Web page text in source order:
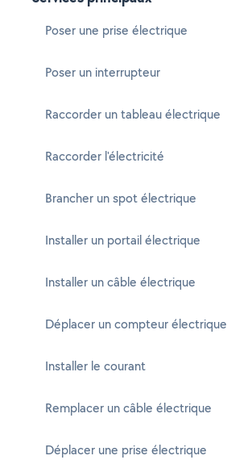
Poser une prise électrique
Poser un interrupteur
Raccorder un tableau électrique
Raccorder l'électricité
Brancher un spot électrique
Installer un portail électrique
Installer un câble électrique
Déplacer un compteur électrique
Installer le courant
Remplacer un câble électrique
Déplacer une prise électrique